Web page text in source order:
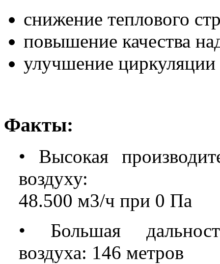
снижение теплового
повышение качества
улучшение
Факты:
• Высокая
воздуху:
48.500 м3/ч при 0 Пa
• Большая
воздуха: 146 метров